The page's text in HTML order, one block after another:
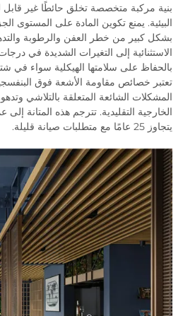
بنية مركبة متخصصة تخلق حائطًا غير
البيئية. يمنع تكوين المادة على المستوى
بشكل كبير من خطر العفن والرطوبة
الاستثنائية إلى التغيرات الشديدة في
بالحفاظ على سلامتها الهيكلية سواء في
تعتبر خصائص مقاومة الأشعة فوق
المشكلات الشائعة المتعلقة بالتلاشي
الخارجية التقليدية. تترجم هذه المتانة
يتجاوز 25 عامًا مع متطلبات صيانة قليلة.